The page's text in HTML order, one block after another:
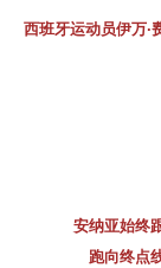
西班牙运动员伊万·
安纳亚始终
跑向终点